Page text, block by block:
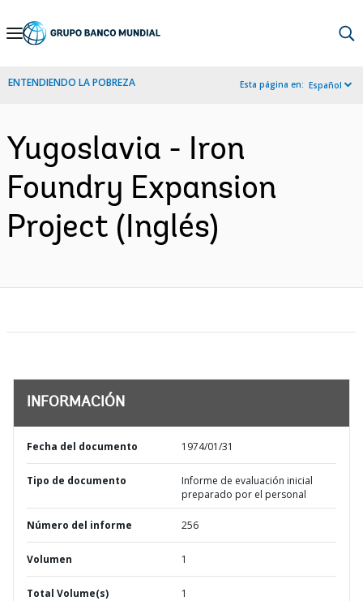
Skip
Navigation
ENTENDIENDO LA POBREZA Esta página en: Español
Yugoslavia - Iron
Foundry Expansion
Project (Inglés)
INFORMACIÓN
Fecha del documento 1974/01/31
Tipo de documento
Informe de evaluación inicial
preparado por el personal
Número del informe 256
Volumen 1
Total Volume(s) 1